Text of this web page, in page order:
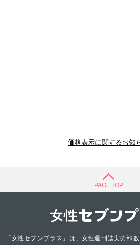
価格表示に関するお知
PAGE TOP
「女性セブンプラス」は、女性週刊誌実売部